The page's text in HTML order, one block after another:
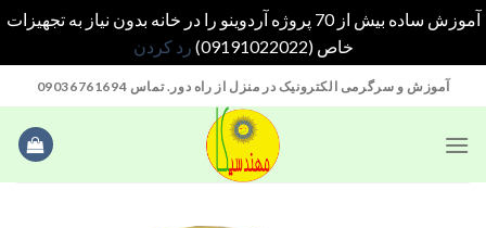
آموزش ساده بیش از 70 پروژه آردوینو را در خانه بدون نیاز به تجهیزات
خاص (09191022022)
رد کردن
to
آموزش و سرگرمی الکترونیک در منزل از راه دور. تماس 09036761694